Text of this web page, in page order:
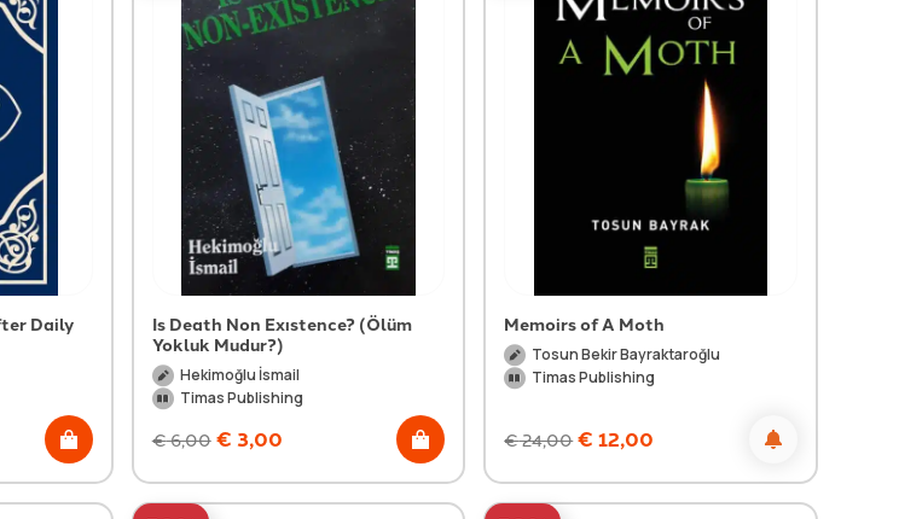
Daily
Is Death Non Exıstence? (Ölüm
Yokluk Mudur?)
Hekimoğlu İsmail
Timas Publishing
€6,00 € 3,00
Memoirs of A Moth
Tosun Bekir Bayraktaroğlu
Timas Publishing
€24,00 € 12,00